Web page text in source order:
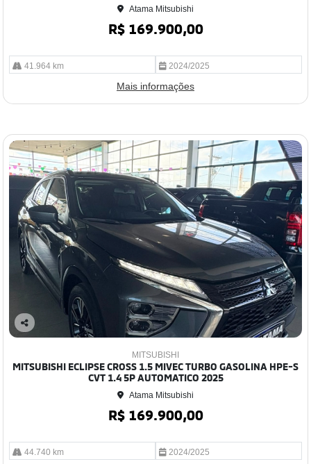
Atama Mitsubishi
R$ 169.900,00
41.964 km 2024/2025
Mais informações
Co
lhe
MITSUBISHI
MITSUBISHI ECLIPSE CROSS 1.5 MIVEC TURBO GASOLINA HPE-S
CVT 1.4 5P AUTOMATICO 2025
Atama Mitsubishi
R$ 169.900,00
44.740 km 2024/2025